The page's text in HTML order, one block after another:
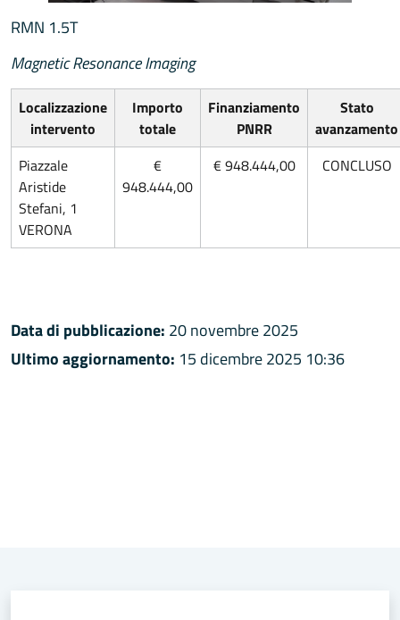
RMN 1.5T
Magnetic Resonance Imaging
Localizzazione
intervento
Importo
totale
Finanziamento
PNRR
Stato
avanzamento
Piazzale
Aristide
Stefani, 1
VERONA
€
948.444,00
€948.444,00 ‌CONCLUSO
Data di pubblicazione: 20 novembre 2025
Ultimo aggiornamento: 15 dicembre 2025 10:36